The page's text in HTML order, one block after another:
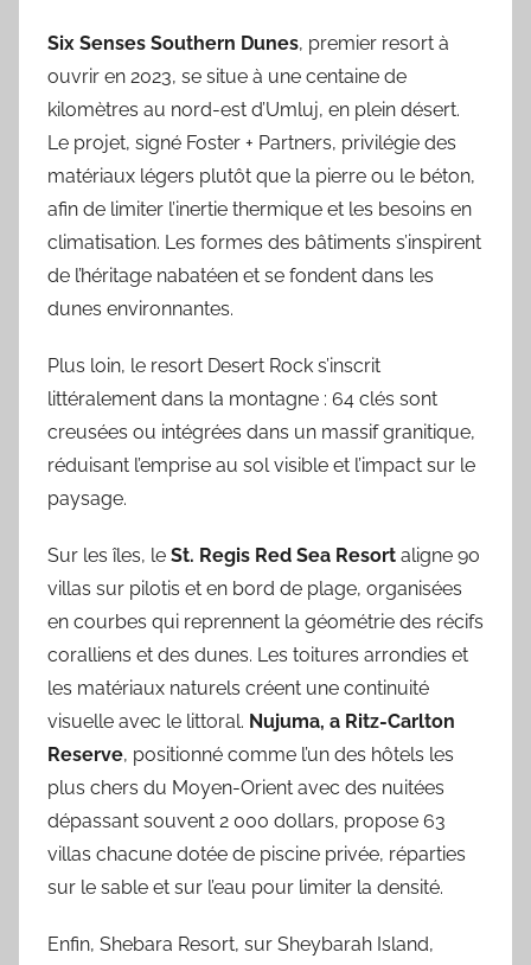
Six Senses Southern Dunes, premier resort à
ouvrir en 2023, se situe à une centaine de
kilomètres au nord-est d’Umluj, en plein désert.
Le projet, signé Foster + Partners, privilégie des
matériaux légers plutôt que la pierre ou le béton,
afin de limiter l’inertie thermique et les besoins en
climatisation. Les formes des bâtiments s’inspirent
de l’héritage nabatéen et se fondent dans les
dunes environnantes.
Plus loin, le resort Desert Rock s’inscrit
littéralement dans la montagne : 64 clés sont
creusées ou intégrées dans un massif granitique,
réduisant l’emprise au sol visible et l’impact sur le
paysage.
Sur les îles, le St. Regis Red Sea Resort aligne 90
villas sur pilotis et en bord de plage, organisées
en courbes qui reprennent la géométrie des récifs
coralliens et des dunes. Les toitures arrondies et
les matériaux naturels créent une continuité
visuelle avec le littoral. Nujuma, a Ritz-Carlton
Reserve, positionné comme l’un des hôtels les
plus chers du Moyen-Orient avec des nuitées
dépassant souvent 2 000 dollars, propose 63
villas chacune dotée de piscine privée, réparties
sur le sable et sur l’eau pour limiter la densité.
Enfin, Shebara Resort, sur Sheybarah Island,